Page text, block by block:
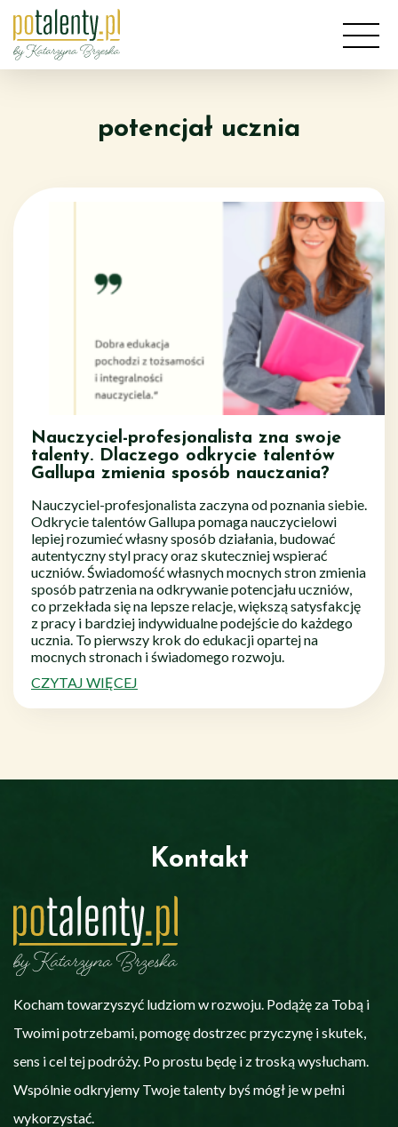
Przejdź
treści
potencjał ucznia
Nauczyciel-profesjonalista zna swoje
talenty. Dlaczego odkrycie talentów
Gallupa zmienia sposób nauczania?
Nauczyciel-profesjonalista zaczyna od poznania siebie.
Odkrycie talentów Gallupa pomaga nauczycielowi
lepiej rozumieć własny sposób działania, budować
autentyczny styl pracy oraz skuteczniej wspierać
uczniów. Świadomość własnych mocnych stron zmienia
sposób patrzenia na odkrywanie potencjału uczniów,
co przekłada się na lepsze relacje, większą satysfakcję
z pracy i bardziej indywidualne podejście do każdego
ucznia. To pierwszy krok do edukacji opartej na
mocnych stronach i świadomego rozwoju.
CZYTAJ WIĘCEJ
Kontakt
Kocham towarzyszyć ludziom w rozwoju. Podążę za Tobą i
Twoimi potrzebami, pomogę dostrzec przyczynę i skutek,
sens i cel tej podróży. Po prostu będę i z troską wysłucham.
Wspólnie odkryjemy Twoje talenty byś mógł je w pełni
wykorzystać.